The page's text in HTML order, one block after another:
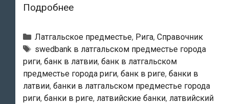
ПодробнееSwedbank
Филиал
«Pļavnieki»
Рубрики
Латгальское предместье, Рига, Справочник
Тэги
swedbank в латгальском предместье города
риги, банк в латвии, банк в латгальском
предместье города риги, банк в риге, банки в
латвии, банки в латгальском предместье города
риги, банки в риге, латвийские банки, латвийский